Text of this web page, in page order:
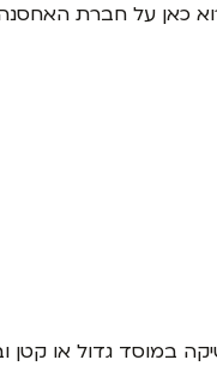
כאן על חברת
במוסד גדול או קטן